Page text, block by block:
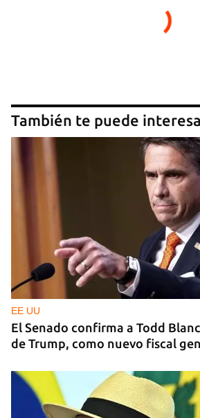
También te puede
EE UU
El Senado confirma a Todd
de Trump, como nuevo fiscal